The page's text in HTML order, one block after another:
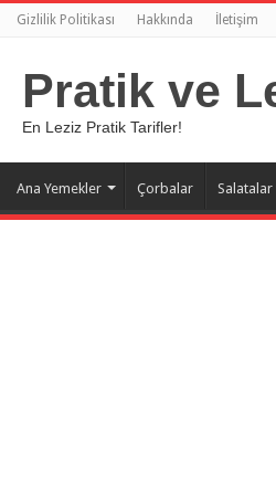
Gizlilik Politikası Hakkında İletişim
Pratik ve
En Leziz Pratik Tarifler!
Ana Yemekler Çorbalar Salatalar